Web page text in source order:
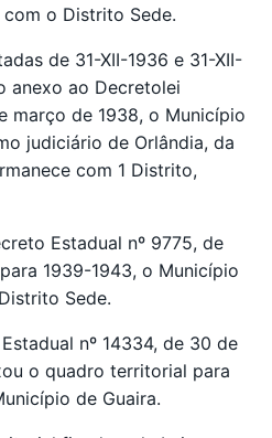
o Distrito Sede.
de 31-XII-1936 e 31-XII-
anexo ao Decreto­lei
março de 1938, o Município
judiciário de Orlândia, da
com 1 Distrito,
Estadual nº 9775, de
1939-1943, o Município
Sede.
nº 14334, de 30 de
o quadro territorial para
de Guaira.